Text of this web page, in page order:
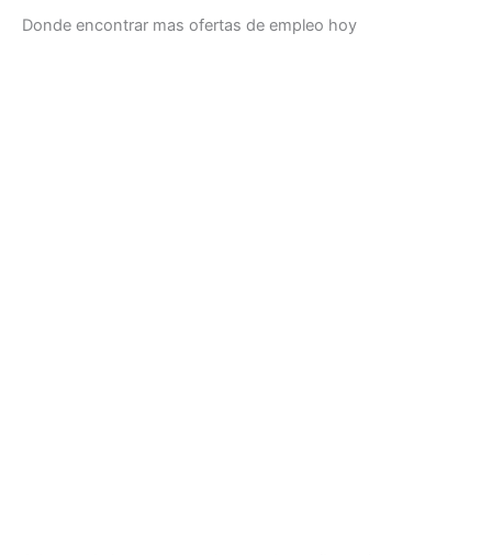
Donde encontrar mas ofertas de empleo hoy